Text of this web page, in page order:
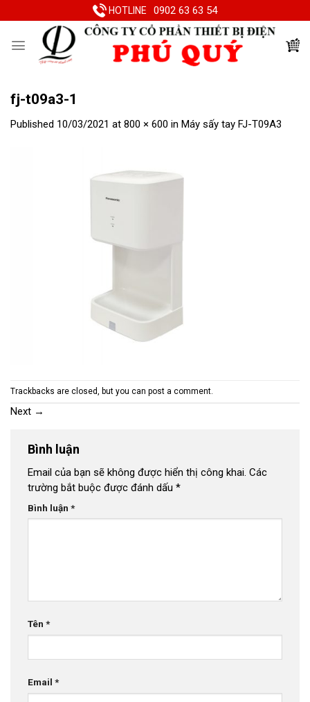
to
HOTLINE 0902 63 63 54
fj-t09a3-1
Published 10/03/2021 at 800 × 600 in Máy sấy tay FJ-T09A3
Trackbacks are closed, but you can post a comment.
Next →
Bình luận
Email của bạn sẽ không được hiển thị công khai. Các
trường bắt buộc được đánh dấu *
Bình luận *
Tên *
Email *